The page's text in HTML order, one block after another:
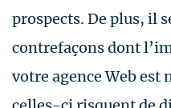
prospects. De plus, il
contrefaçons dont
votre agence Web est